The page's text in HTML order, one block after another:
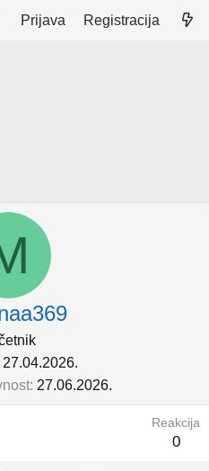
Prijava Registracija
27.04.2026.
27.06.2026.
Reakcija
0